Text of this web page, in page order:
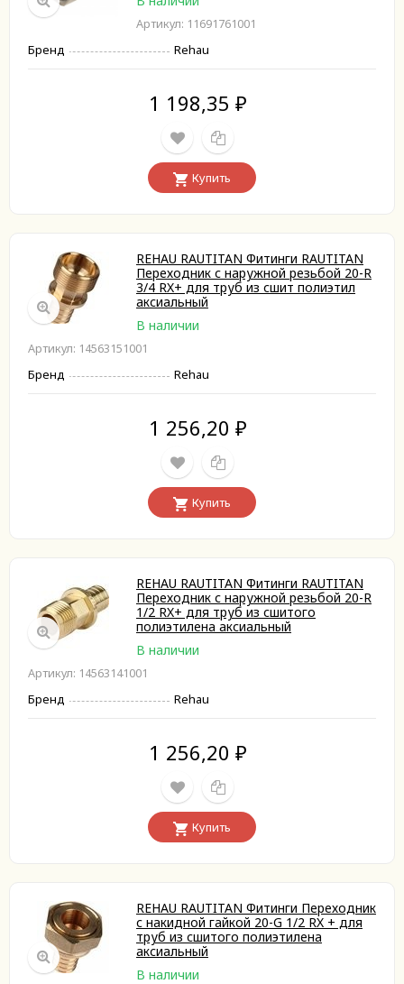
Артикул: 11691761001
Бренд Rehau
1 198,35 ₽
Купить
REHAU RAUTITAN Фитинги RAUTITAN
Переходник с наружной резьбой 20-R
3/4 RX+ для труб из сшит полиэтил
аксиальный
В наличии
Артикул: 14563151001
Бренд Rehau
1 256,20 ₽
Купить
REHAU RAUTITAN Фитинги RAUTITAN
Переходник с наружной резьбой 20-R
1/2 RX+ для труб из сшитого
полиэтилена аксиальный
В наличии
Артикул: 14563141001
Бренд Rehau
1 256,20 ₽
Купить
REHAU RAUTITAN Фитинги Переходник
с накидной гайкой 20-G 1/2 RX + для
труб из сшитого полиэтилена
аксиальный
В наличии